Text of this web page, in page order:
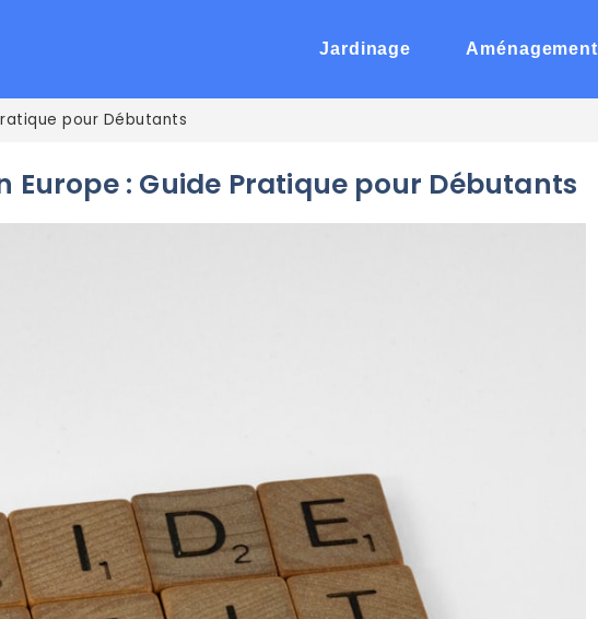
Jardinage Aménagement
pour Débutants
Europe : Guide Pratique pour Débutants